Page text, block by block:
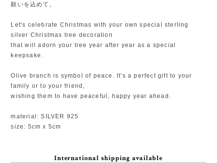
願いを込めて。
Let's celebrate Christmas with your own special sterling
silver Christmas tree decoration
that will adorn your tree year after year as a special
keepsake.
Olive branch is symbol of peace. It's a perfect gift to your
family or to your friend,
wishing them to have peaceful, happy year ahead.
material: SILVER 925
size: 5cm x 5cm
International shipping available